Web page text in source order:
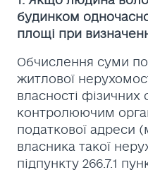
будинком
площі при
Обчислення суми
житлової
власності фізичних
контролюючим
податкової адреси
власника такої
підпункту 266.7.1